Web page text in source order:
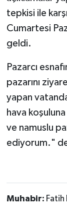
tepkisi ile
Cumartesi
geldi.
Pazarcı
pazarını
yapan
hava
ve namuslu
ediyorum."
Muhabir: